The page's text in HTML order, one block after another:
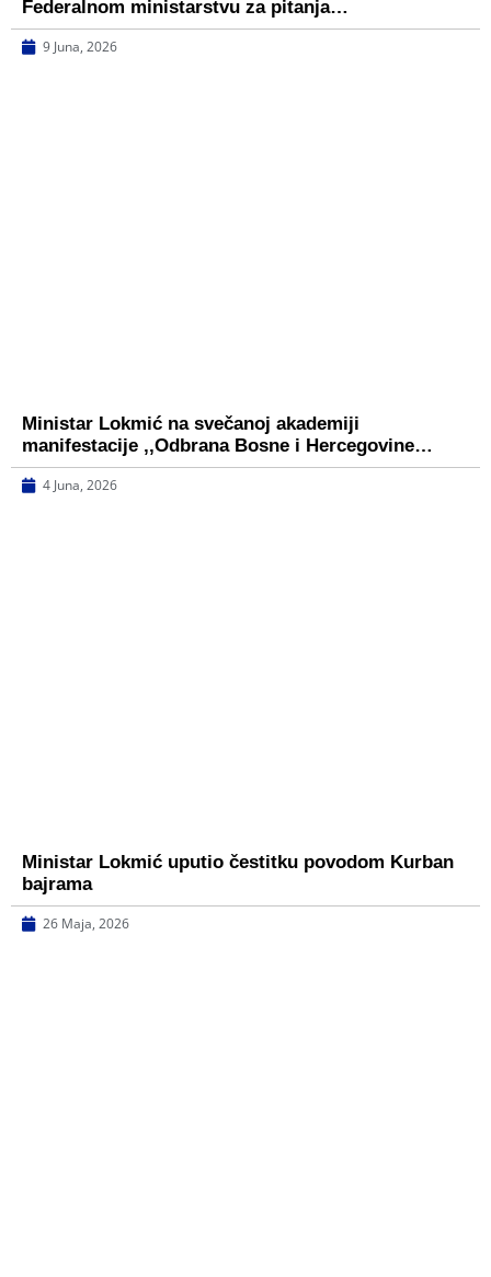
Federalnom ministarstvu za pitanja…
9 Juna, 2026
Ministar Lokmić na svečanoj akademiji
manifestacije ,,Odbrana Bosne i Hercegovine…
4 Juna, 2026
Ministar Lokmić uputio čestitku povodom Kurban
bajrama
26 Maja, 2026